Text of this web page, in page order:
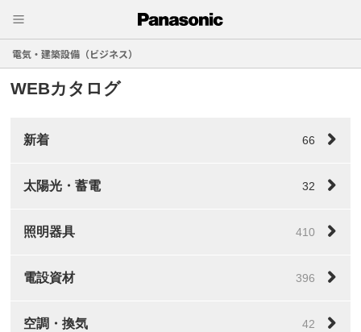
電気・建築設備（ビジネス）
WEBカタログ
新着 66
太陽光・蓄電 32
照明器具 410
電設資材 396
空調・換気 42